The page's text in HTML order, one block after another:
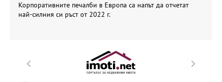
Корпоративните печалби в Европа са напът да отчетат
най-силния си ръст от 2022 г.